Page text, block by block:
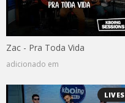
Zac - Pra Toda Vida
adicionado em
LIVES